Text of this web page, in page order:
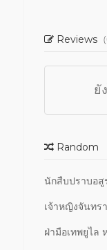
Reviews
ยั
Random
นักสืบปราบอสู
เจ้าหญิงจันทรา
ฝ่ามือเทพยูไล